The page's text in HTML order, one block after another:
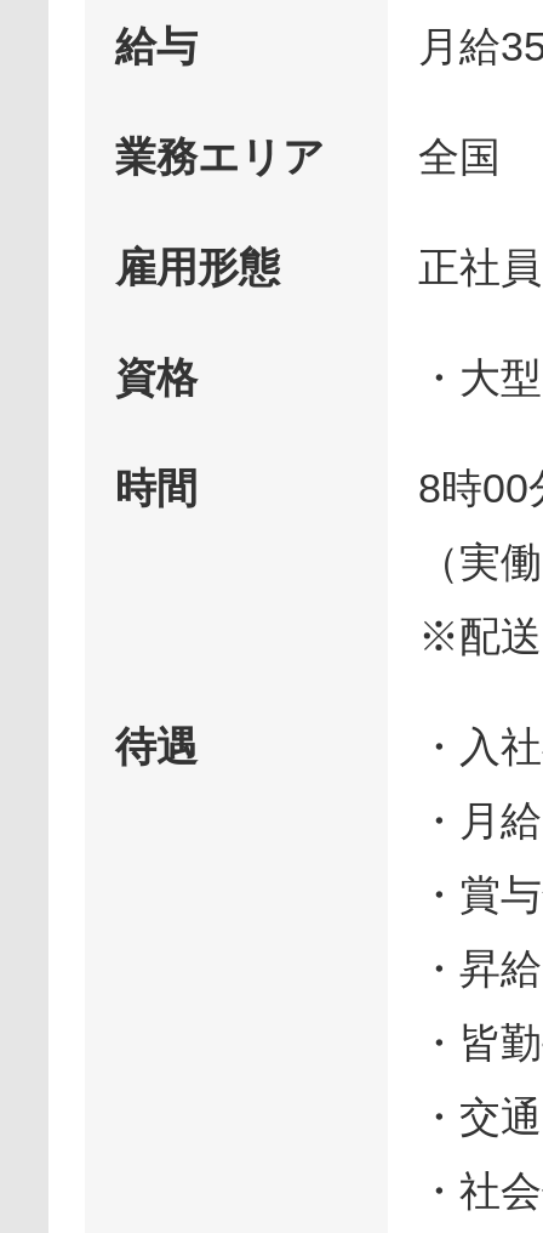
給与 月給
業務エリア 全国
雇用形態 正社員
資格 ・大
時間
8時00
（実
※配
待遇
・入
・月
・賞
・昇
・皆
・交
・社